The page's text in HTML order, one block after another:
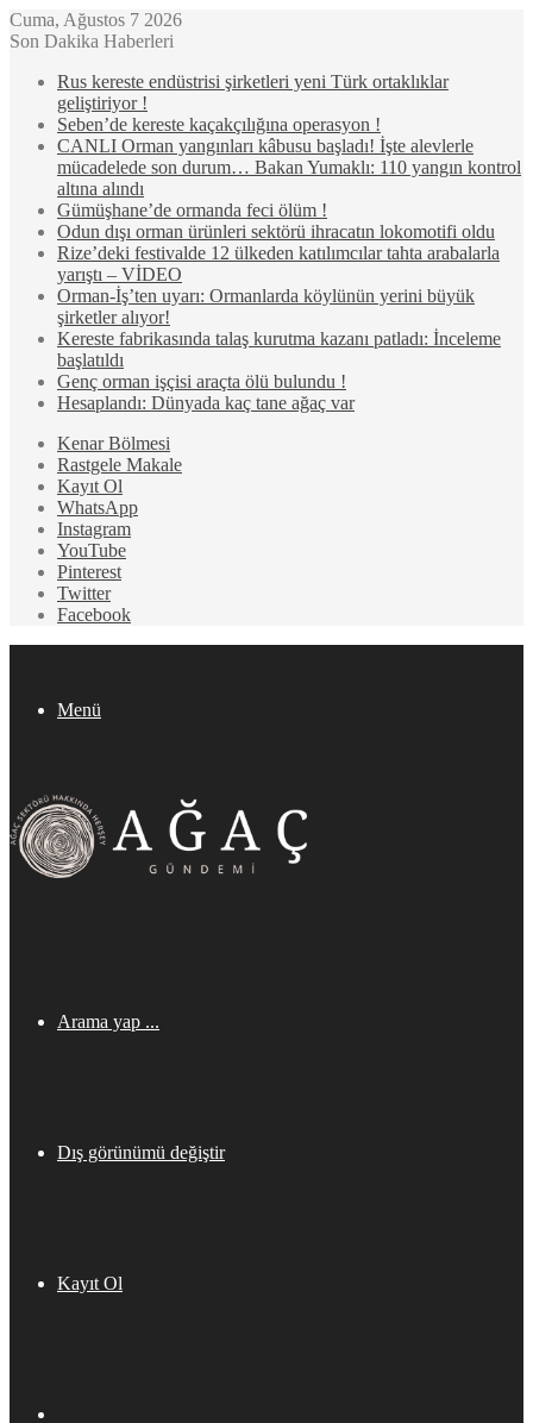
Cuma, Ağustos 7 2026
Son Dakika Haberleri
Rus kereste endüstrisi şirketleri yeni Türk ortaklıklar
geliştiriyor !
Seben’de kereste kaçakçılığına operasyon !
CANLI Orman yangınları kâbusu başladı! İşte alevlerle
mücadelede son durum… Bakan Yumaklı: 110 yangın kontrol
altına alındı
Gümüşhane’de ormanda feci ölüm !
Odun dışı orman ürünleri sektörü ihracatın lokomotifi oldu
Rize’deki festivalde 12 ülkeden katılımcılar tahta arabalarla
yarıştı – VİDEO
Orman-İş’ten uyarı: Ormanlarda köylünün yerini büyük
şirketler alıyor!
Kereste fabrikasında talaş kurutma kazanı patladı: İnceleme
başlatıldı
Genç orman işçisi araçta ölü bulundu !
Hesaplandı: Dünyada kaç tane ağaç var
Kenar Bölmesi
Rastgele Makale
Kayıt Ol
WhatsApp
Instagram
YouTube
Pinterest
Twitter
Facebook
Menü
Arama yap ...
Dış görünümü değiştir
Kayıt Ol